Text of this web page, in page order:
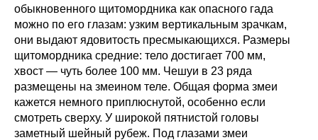
обыкновенного щитомордника как опасного гада
можно по его глазам: узким вертикальным зрачкам,
они выдают ядовитость пресмыкающихся. Размеры
щитомордника средние: тело достигает 700 мм,
хвост — чуть более 100 мм. Чешуи в 23 ряда
размещены на змеином теле. Общая форма змеи
кажется немного приплюснутой, особенно если
смотреть сверху. У широкой пятнистой головы
заметный шейный рубеж. Под глазами змеи